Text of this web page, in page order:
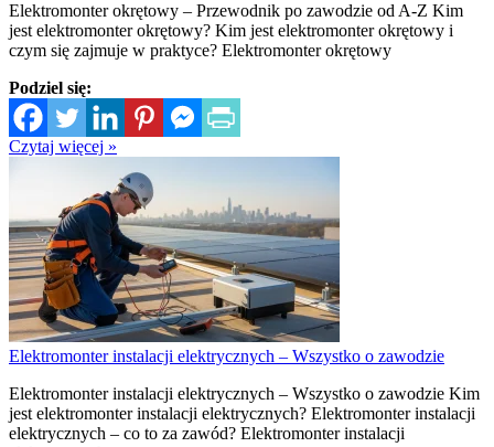
Elektromonter okrętowy – Przewodnik po zawodzie od A-Z Kim
jest elektromonter okrętowy? Kim jest elektromonter okrętowy i
czym się zajmuje w praktyce? Elektromonter okrętowy
Podziel się:
Czytaj więcej »
Elektromonter instalacji elektrycznych – Wszystko o zawodzie
Elektromonter instalacji elektrycznych – Wszystko o zawodzie Kim
jest elektromonter instalacji elektrycznych? Elektromonter instalacji
elektrycznych – co to za zawód? Elektromonter instalacji